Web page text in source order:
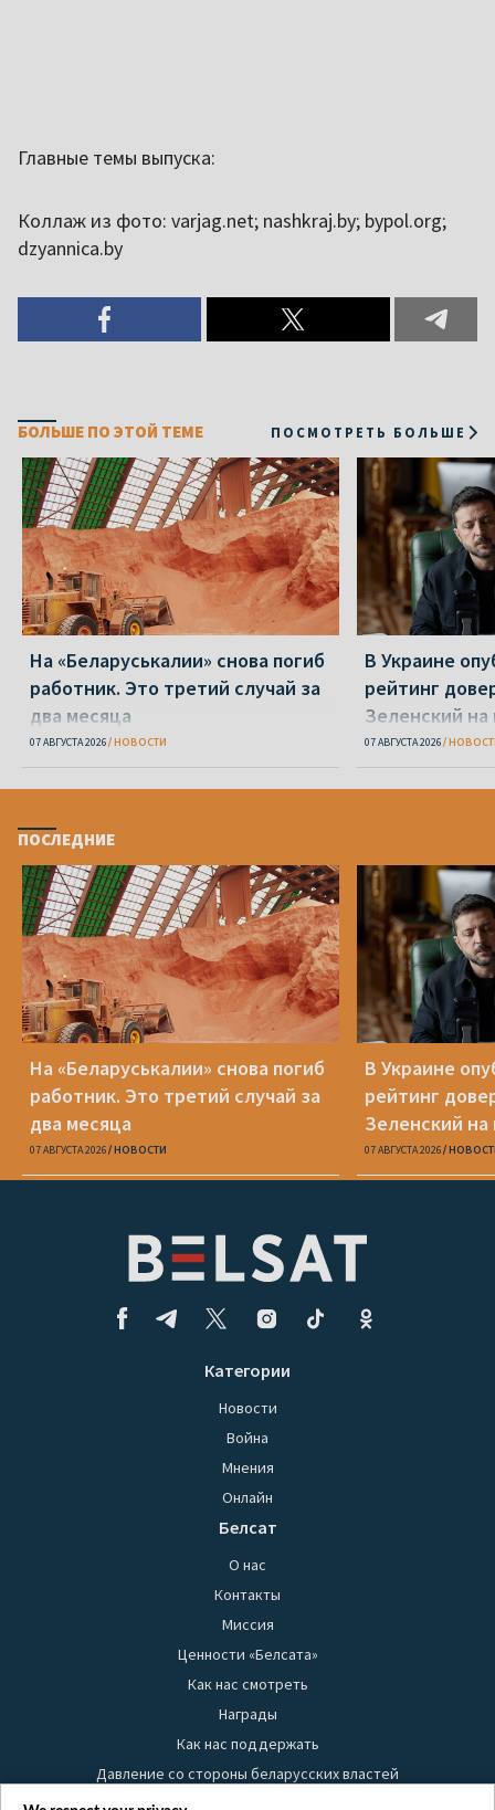
Главные темы выпуска:
Коллаж из фото: varjag.net; nashkraj.by; bypol.org;
dzyannica.by
БОЛЬШЕ ПО ЭТОЙ ТЕМЕ ПОСМОТРЕТЬ БОЛЬШЕ
На «Беларуськалии» снова погиб
работник. Это третий случай за
два месяца
07 АВГУСТА 2026 НОВОСТИ
В Украине
рейтинг
Зеленский
07 АВГУСТА 2026
ПОСЛЕДНИЕ
На «Беларуськалии» снова погиб
работник. Это третий случай за
два месяца
07 АВГУСТА 2026 НОВОСТИ
В Украине
рейтинг
Зеленский
07 АВГУСТА 2026
Категории
Новости
Война
Мнения
Онлайн
Белсат
О нас
Контакты
Миссия
Ценности «Белсата»
Как нас смотреть
Награды
Как нас поддержать
Давление со стороны беларусских властей
Правила использования материалов